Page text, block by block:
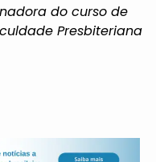
do curso de
Presbiteriana